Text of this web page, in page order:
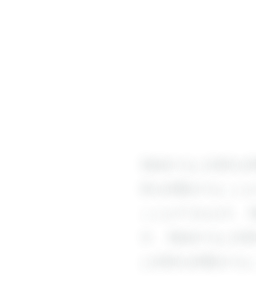
登録すると回答
答を閲覧するこ
ことができます
す。登録すると
と回答を閲覧す